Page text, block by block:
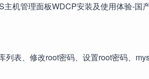
表、修改root密码、设置root密码、